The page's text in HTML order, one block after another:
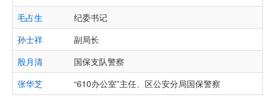
毛占生
纪委书记
孙士祥
副局长
殷月清
国保支队警察
张华芝
“610办公室”主任、区公安分局国保警察